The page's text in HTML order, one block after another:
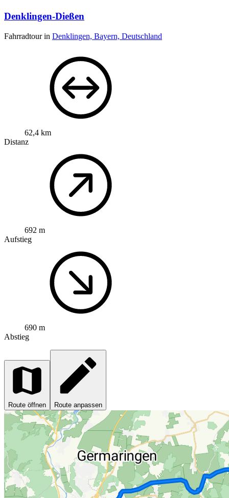
Denklingen-Dießen
Fahrradtour in Denklingen, Bayern, Deutschland
62,4 km
Distanz
692 m
Aufstieg
690 m
Abstieg
Route öffnen Route anpassen